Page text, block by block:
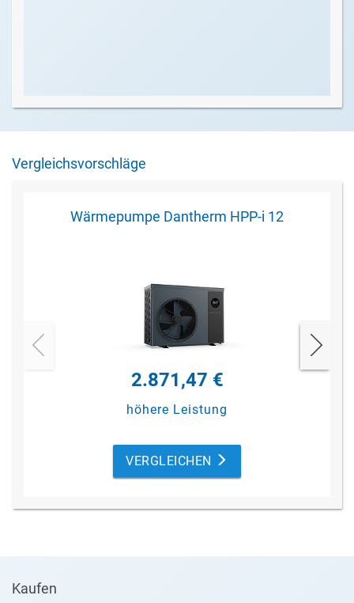
Vergleichsvorschläge
Wärmepumpe Dantherm HPP-i 12
2.871,47 €
höhere Leistung
VERGLEICHEN
Kaufen